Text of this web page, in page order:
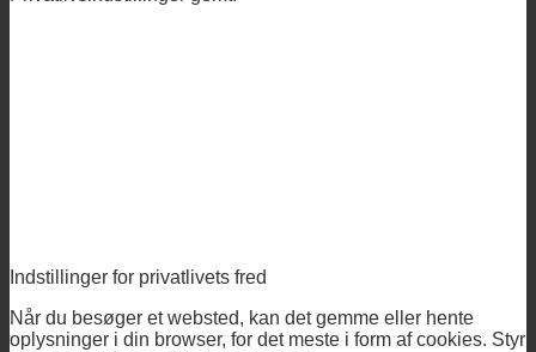
Indstillinger for privatlivets fred
Når du besøger et websted, kan det gemme eller hente